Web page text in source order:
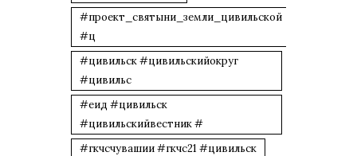
#проект_святыни_земли_цивильской
#ц
#цивильск #цивильскийокруг
#цивильс
#еид #цивильск
#цивильскийвестник #
#гкчсчувашии #гкчс21 #цивильск